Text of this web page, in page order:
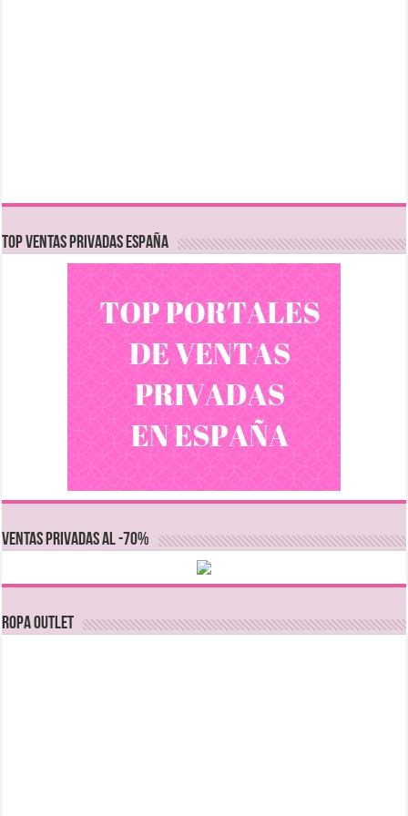
TOP VENTAS PRIVADAS ESPAÑA
VENTAS PRIVADAS AL -70%
Ropa Outlet